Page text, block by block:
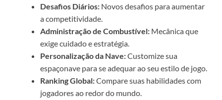
Desafios Diários: Novos desafios para aumentar
a competitividade.
Administração de Combustível: Mecânica que
exige cuidado e estratégia.
Personalização da Nave:Customize sua
espaçonave para se adequar ao seu estilo de jogo.
Ranking Global:Compare suas habilidades com
jogadores ao redor do mundo.